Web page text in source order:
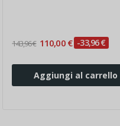
143,96 € 110,00 € -33,96 €
Aggiungi al carrello